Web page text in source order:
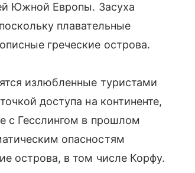
Южной Европы. Засуха
плавательные
греческие острова.
излюбленные туристами
доступа на континенте,
с Гесслингом в прошлом
опасностям
острова, в том числе Корфу.